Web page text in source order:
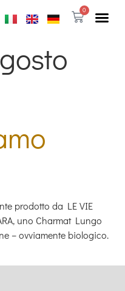
0
prodotto da LE VIE
uno Charmat Lungo
– ovviamente biologico.